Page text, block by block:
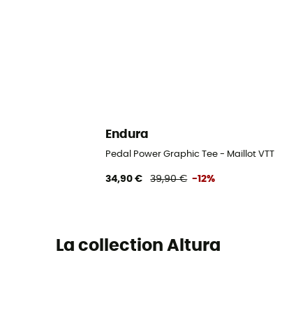
Endura
Pedal Power Graphic Tee - Maillot VTT
34,90 € 39,90 € -12%
La collection Altura